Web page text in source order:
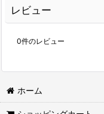
レビュー
0件のレビュー
ホーム